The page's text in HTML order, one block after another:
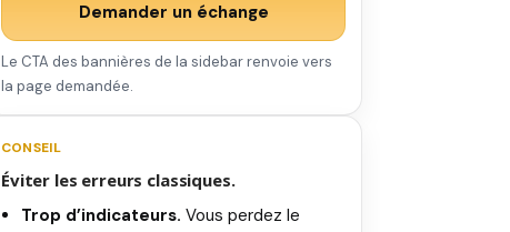
Demander un échange
Le CTA des bannières de la sidebar renvoie vers
la page demandée.
CONSEIL
Éviter les erreurs classiques.
Trop d’indicateurs. Vous perdez le